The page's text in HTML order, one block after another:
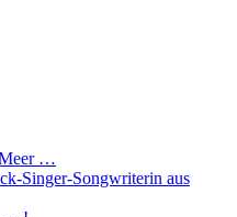
Meer …
Singer-Songwriterin aus